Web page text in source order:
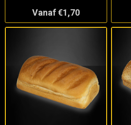
Vanaf €1,70